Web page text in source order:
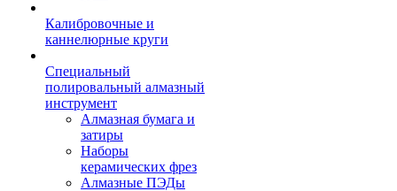
Калибровочные и
каннелюрные круги
Специальный
полировальный алмазный
инструмент
Алмазная бумага и
затиры
Наборы
керамических фрез
Алмазные ПЭДы